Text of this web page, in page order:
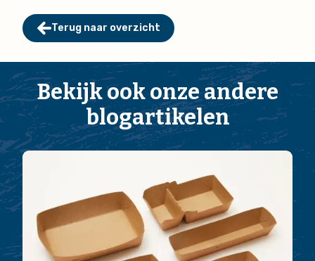
Terug naar overzicht
Bekijk ook onze andere
blogartikelen